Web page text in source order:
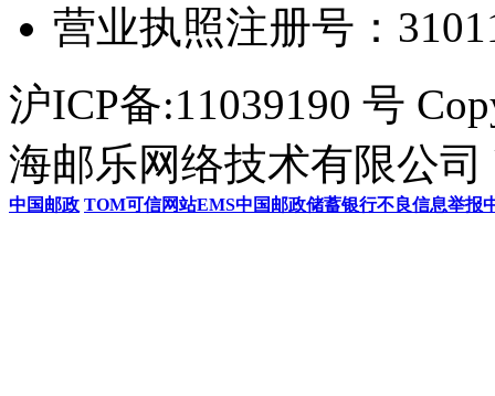
营业执照注册号：
沪ICP备:11039190 号
海邮乐网络技术有限公司
中国邮政 TOM可信网站EMS中国邮政储蓄银行不良信息举报